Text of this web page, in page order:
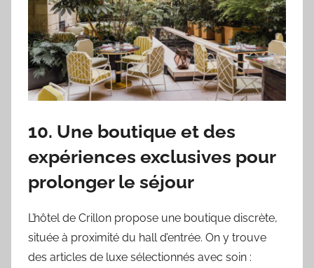
10. Une boutique et des
expériences exclusives pour
prolonger le séjour
L’hôtel de Crillon propose une boutique discrète,
située à proximité du hall d’entrée. On y trouve
des articles de luxe sélectionnés avec soin :